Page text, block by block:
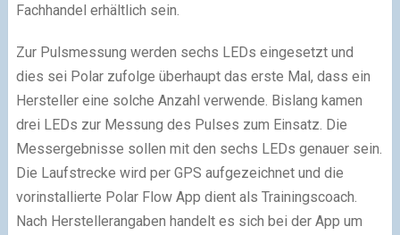
Fachhandel erhältlich sein.
Zur Pulsmessung werden sechs LEDs eingesetzt und
dies sei Polar zufolge überhaupt das erste Mal, dass ein
Hersteller eine solche Anzahl verwende. Bislang kamen
drei LEDs zur Messung des Pulses zum Einsatz. Die
Messergebnisse sollen mit den sechs LEDs genauer sein.
Die Laufstrecke wird per GPS aufgezeichnet und die
vorinstallierte Polar Flow App dient als Trainingscoach.
Nach Herstellerangaben handelt es sich bei der App um